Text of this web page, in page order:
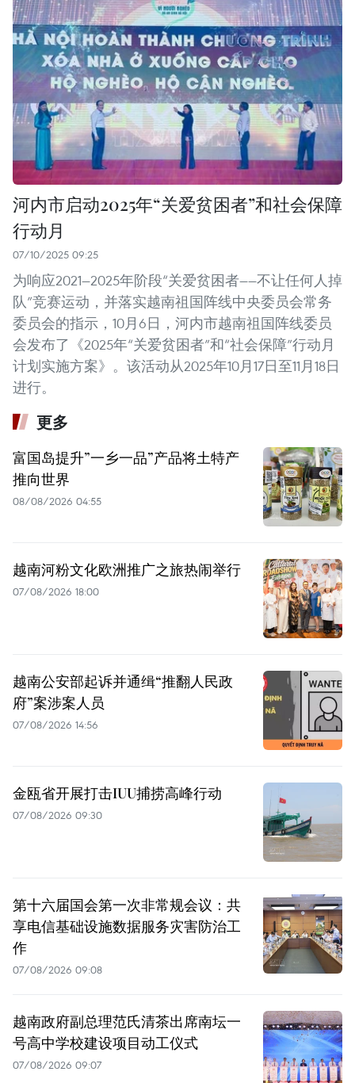
河内市启动2025年“关爱贫困者”和社会保障
行动月
07/10/2025 09:25
为响应2021—2025年阶段“关爱贫困者——不让任何人掉
队”竞赛运动，并落实越南祖国阵线中央委员会常务
委员会的指示，10月6日，河内市越南祖国阵线委员
会发布了《2025年“关爱贫困者”和“社会保障”行动月
计划实施方案》。该活动从2025年10月17日至11月18日
进行。
更多
富国岛提升”一乡一品”产品将土特产
推向世界
08/08/2026 04:55
越南河粉文化欧洲推广之旅热闹举行
07/08/2026 18:00
越南公安部起诉并通缉“推翻人民政
府”案涉案人员
07/08/2026 14:56
金瓯省开展打击IUU捕捞高峰行动
07/08/2026 09:30
第十六届国会第一次非常规会议：共
享电信基础设施数据服务灾害防治工
作
07/08/2026 09:08
越南政府副总理范氏清茶出席南坛一
号高中学校建设项目动工仪式
07/08/2026 09:07